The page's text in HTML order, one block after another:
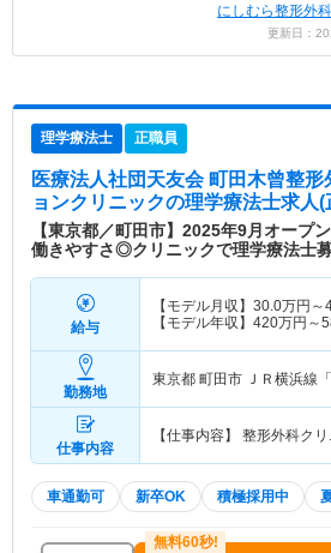
にしむら整形外
更新日：
理学療法士 正職員
医療法人社団天友会 町田木曾整
ョンクリニックの理学療法士求人(
【東京都／町田市】2025年9月オープ
働きやすさ◎クリニックで理学療法士
給与
【モデル月収】 30.0万円～
【モデル年収】 420万円～
勤務地
東京都 町田市 ＪＲ横浜線
仕事内容
【仕事内容】 整形外科ク
車通勤可 新卒OK 積極採用中